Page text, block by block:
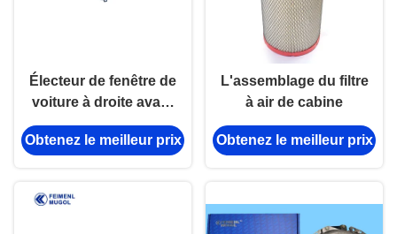
Électeur de fenêtre de
voiture à droite avant
JMC V362 GK29-
V23200BA
Obtenez le meilleur prix
L'assemblage du filtre
à air de cabine
Obtenez le meilleur prix